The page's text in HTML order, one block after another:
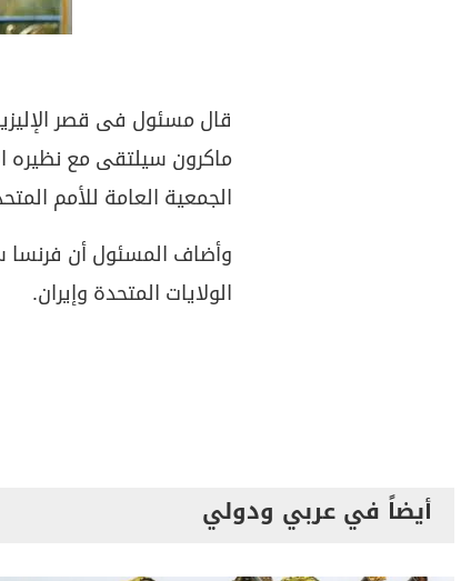
قال مسئول فى قصر
ماكرون سيلتقى مع نظيره
الجمعية العامة للأمم
وأضاف المسئول أن فرنسا
الولايات المتحدة وإيران.
أيضاً في عربي ودولي